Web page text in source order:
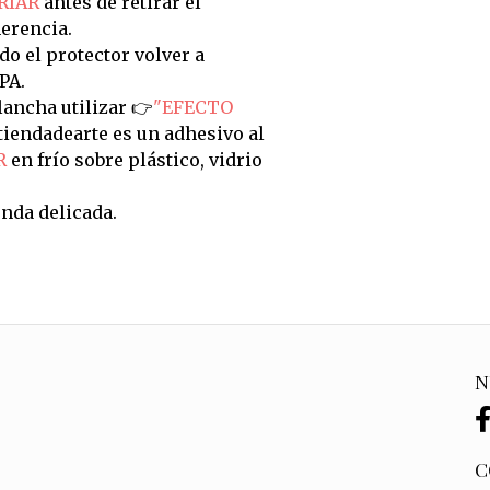
el protector volver a
utilizar 👉"EFECTO
es un adhesivo al
en frío sobre plástico, vidrio
delicada.